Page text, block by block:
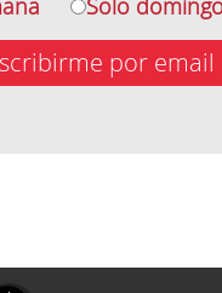
Solo
por email